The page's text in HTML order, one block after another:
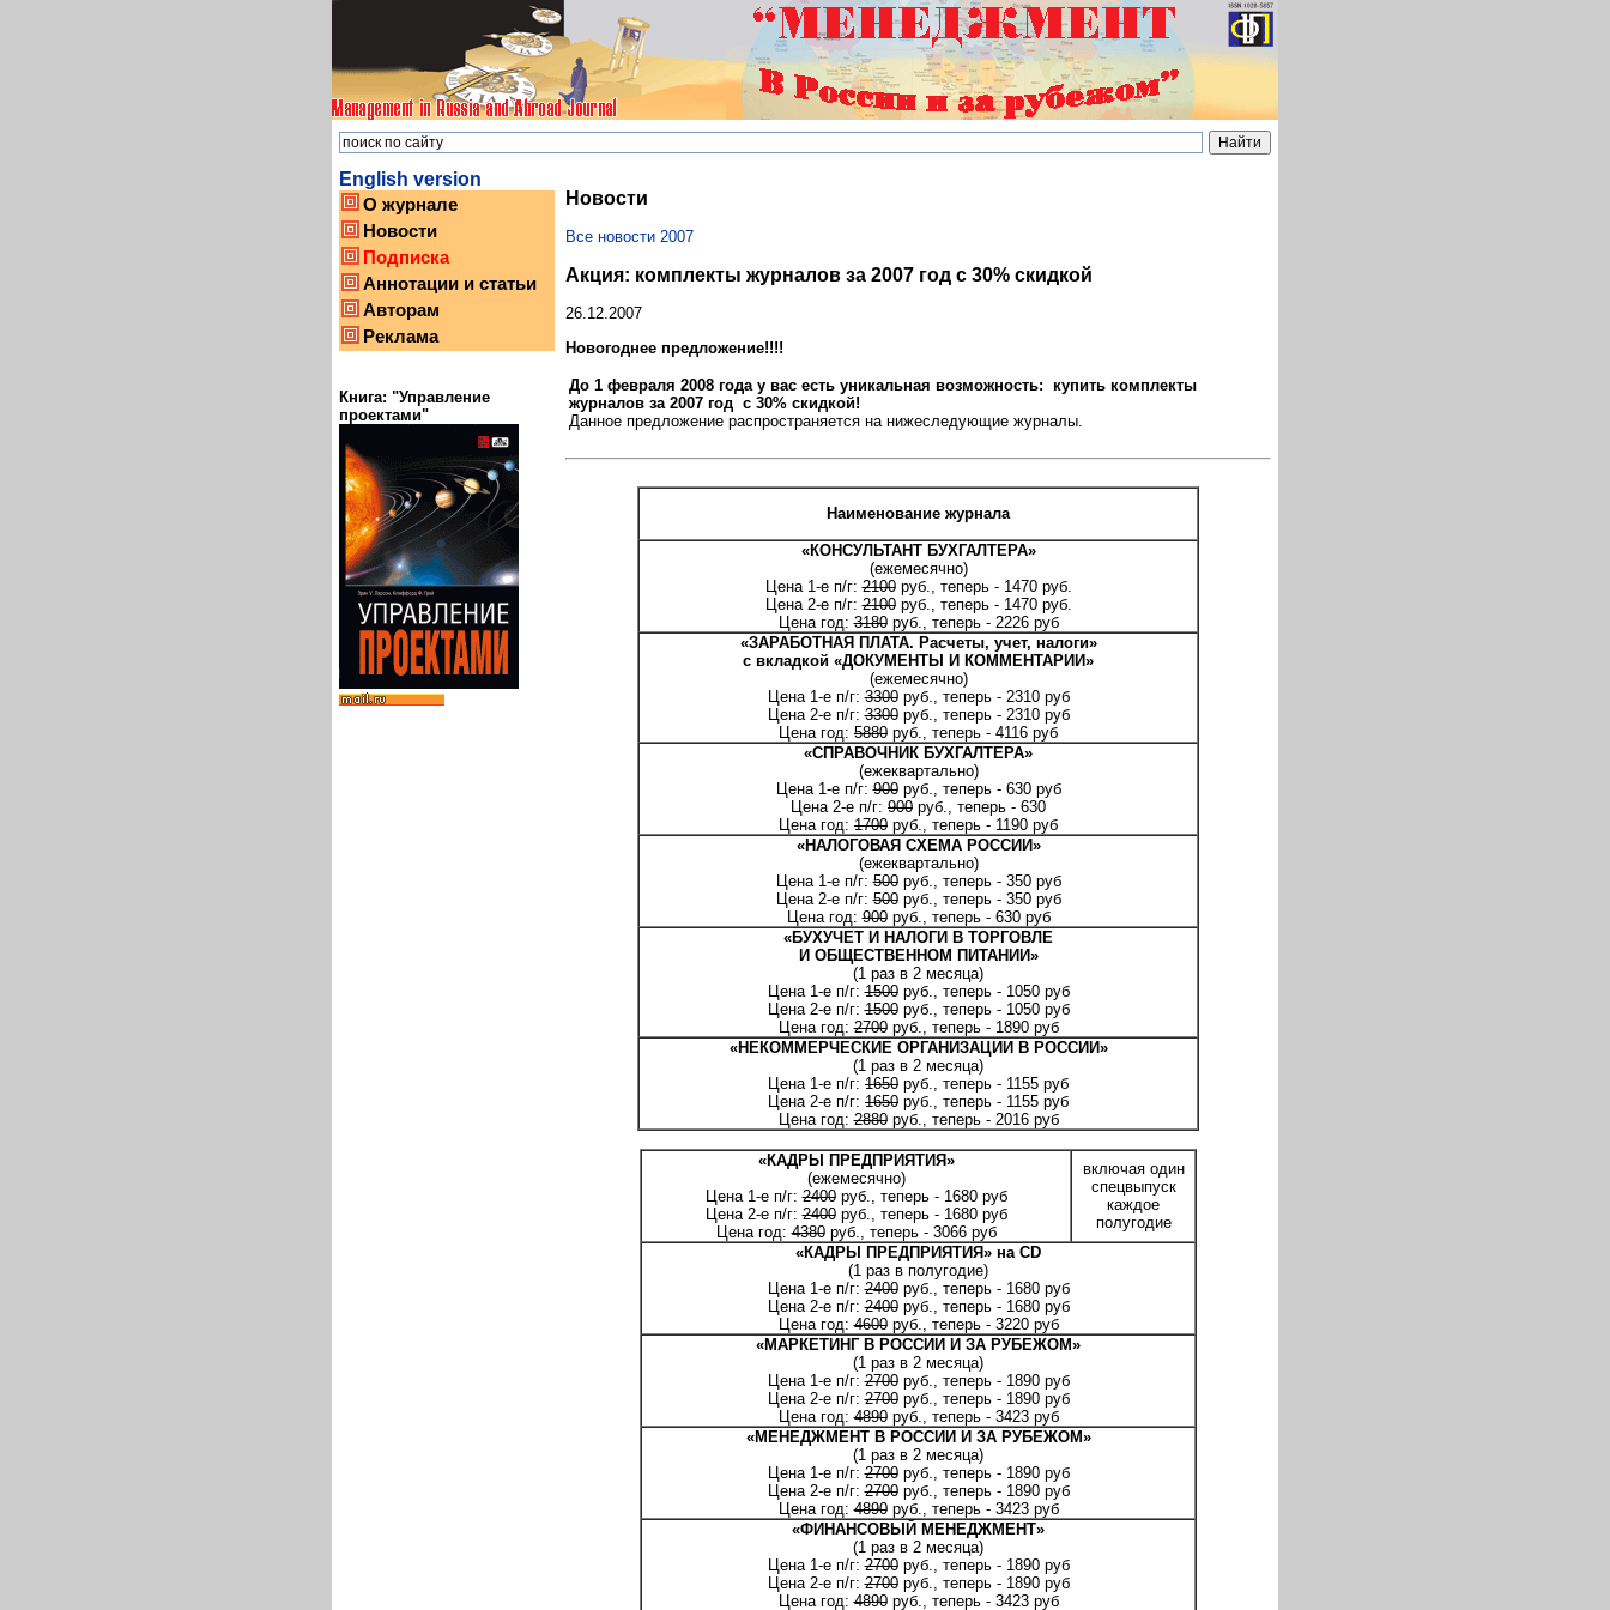
English version
О журнале
Новости
Подписка
Аннотации и статьи
Авторам
Реклама
Книга: "Управление
проектами"
Новости
Все новости 2007
Акция: комплекты журналов за 2007 год с 30% скидкой
26.12.2007
Новогоднее предложение!!!!
До 1 февраля 2008 года у вас есть уникальная возможность: купить комплекты
журналов за 2007 год с 30% скидкой!
Данное предложение распространяется на нижеследующие журналы.
Наименование журнала
«КОНСУЛЬТАНТ БУХГАЛТЕРА»
(ежемесячно)
Цена 1-е п/г:2100руб., теперь - 1470 руб.
Цена 2-е п/г:2100руб., теперь - 1470 руб.
Цена год:3180руб., теперь - 2226 руб
«ЗАРАБОТНАЯ ПЛАТА. Расчеты, учет, налоги»
с вкладкой «ДОКУМЕНТЫ И КОММЕНТАРИИ»
(ежемесячно)
Цена 1-е п/г:3300руб., теперь - 2310 руб
Цена 2-е п/г:3300руб., теперь - 2310 руб
Цена год: 5880 руб., теперь - 4116 руб
«СПРАВОЧНИК БУХГАЛТЕРА»
(ежеквартально)
Цена 1-е п/г:900руб., теперь - 630 руб
Цена 2-е п/г: 900 руб., теперь - 630
Цена год: 1700 руб., теперь - 1190 руб
«НАЛОГОВАЯ СХЕМА РОССИИ»
(ежеквартально)
Цена 1-е п/г:500руб., теперь - 350 руб
Цена 2-е п/г:500руб., теперь - 350 руб
Цена год:900руб., теперь - 630 руб
«БУХУЧЕТ И НАЛОГИ В ТОРГОВЛЕ
И ОБЩЕСТВЕННОМ ПИТАНИИ»
(1 раз в 2 месяца)
Цена 1-е п/г:1500руб., теперь - 1050 руб
Цена 2-е п/г:1500руб., теперь - 1050 руб
Цена год:2700руб., теперь - 1890 руб
«НЕКОММЕРЧЕСКИЕ ОРГАНИЗАЦИИ В РОССИИ»
(1 раз в 2 месяца)
Цена 1-е п/г: 1650 руб., теперь - 1155 руб
Цена 2-е п/г: 1650 руб., теперь - 1155 руб
Цена год:2880руб., теперь - 2016 руб
«КАДРЫ ПРЕДПРИЯТИЯ»
(ежемесячно)
Цена 1-е п/г:2400руб., теперь - 1680 руб
Цена 2-е п/г:2400руб., теперь - 1680 руб
Цена год:4380руб., теперь - 3066 руб
включая один
спецвыпуск
каждое
полугодие
«КАДРЫ ПРЕДПРИЯТИЯ» на CD
(1 раз в полугодие)
Цена 1-е п/г:2400руб., теперь - 1680 руб
Цена 2-е п/г:2400руб., теперь - 1680 руб
Цена год:4600руб., теперь - 3220 руб
«МАРКЕТИНГ В РОССИИ И ЗА РУБЕЖОМ»
(1 раз в 2 месяца)
Цена 1-е п/г:2700руб., теперь - 1890 руб
Цена 2-е п/г:2700руб., теперь - 1890 руб
Цена год:4890руб., теперь - 3423 руб
«МЕНЕДЖМЕНТ В РОССИИ И ЗА РУБЕЖОМ»
(1 раз в 2 месяца)
Цена 1-е п/г:2700руб., теперь - 1890 руб
Цена 2-е п/г:2700руб., теперь - 1890 руб
Цена год:4890руб., теперь - 3423 руб
«ФИНАНСОВЫЙ МЕНЕДЖМЕНТ»
(1 раз в 2 месяца)
Цена 1-е п/г:2700руб., теперь - 1890 руб
Цена 2-е п/г:2700руб., теперь - 1890 руб
Цена год:4890руб., теперь - 3423 руб